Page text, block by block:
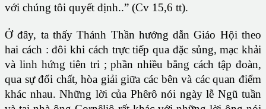
với chúng tôi quyết định..” (Cv 15,6 tt).
Ở đây, ta thấy Thánh Thần hướng dẫn Giáo Hội theo
hai cách : đôi khi cách trực tiếp qua đặc sủng, mạc khải
và linh hứng tiên tri ; phần nhiều bằng cách tập đoàn,
qua sự đối chất, hòa giải giữa các bên và các quan điểm
khác nhau. Những lời của Phêrô nói ngày lễ Ngũ tuần